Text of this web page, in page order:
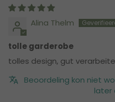
Alina Thelm
tolle garderobe
tolles design, gut
Beoordeling kon niet
later